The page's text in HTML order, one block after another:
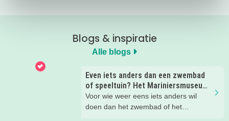
Blogs & inspiratie
Alle blogs
Even iets anders dan een zwembad
of speeltuin? Het Mariniersmuseum
bleek een schot in de roos.
Voor wie weer eens iets anders wil
doen dan het zwembad of het